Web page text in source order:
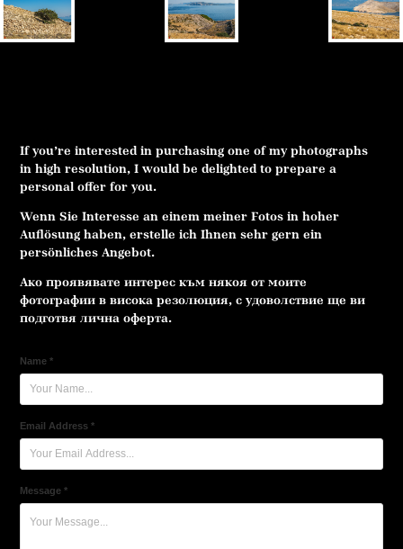
If you’re interested in purchasing one of my photographs
in high resolution, I would be delighted to prepare a
personal offer for you.
Wenn Sie Interesse an einem meiner Fotos in hoher
Auflösung haben, erstelle ich Ihnen sehr gern ein
persönliches Angebot.
Ако проявявате интерес към някоя от моите
фотографии в висока резолюция, с удоволствие ще ви
подготвя лична оферта.
Name *
Email Address *
Message *